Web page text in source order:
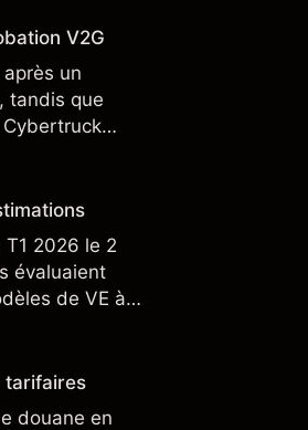
V2G
un
tandis que
2026 le 2
évaluaient
de VE à
de cours
tarifaires
douane en